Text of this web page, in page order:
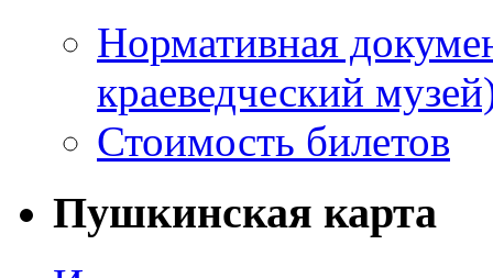
Нормативная
краеведческий
Стоимость билетов
Пушкинская карта